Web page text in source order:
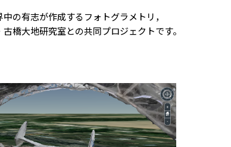
の有志が作成するフォトグラメトリ，
橋大地研究室との共同プロジェクトです。